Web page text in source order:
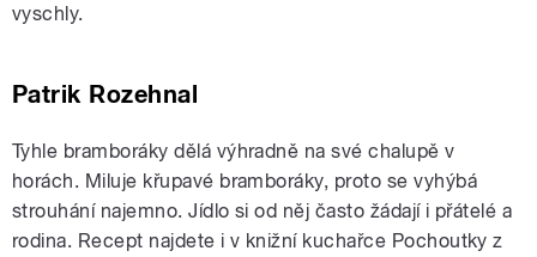
vyschly.
Patrik Rozehnal
Tyhle bramboráky dělá výhradně na své chalupě v
horách. Miluje křupavé bramboráky, proto se vyhýbá
strouhání najemno. Jídlo si od něj často žádají i přátelé a
rodina. Recept najdete i v knižní kuchařce Pochoutky z